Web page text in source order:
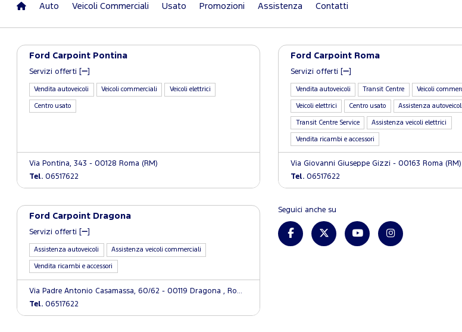
Auto Veicoli Commerciali Usato Promozioni Assistenza Contatti
Ford Carpoint Pontina
Servizi offerti [
Vendita autoveicoli Veicoli commerciali Veicoli elettrici
Centro usato
Via Pontina, 343 - 00128 Roma (RM)
Tel. 06517622
Ford Carpoint Roma
Servizi offerti [
Vendita autoveicoli Transit Centre Veicoli
Veicoli elettrici Centro usato Assistenza autoveicoli
Transit Centre Service Assistenza veicoli elettrici
Vendita ricambi e accessori
Via Giovanni Giuseppe Gizzi - 00163 Roma (RM)
Tel. 06517622
Ford Carpoint Dragona
Servizi offerti [
Assistenza autoveicoli Assistenza veicoli commerciali
Vendita ricambi e accessori
Tel. 06517622
Seguici anche su